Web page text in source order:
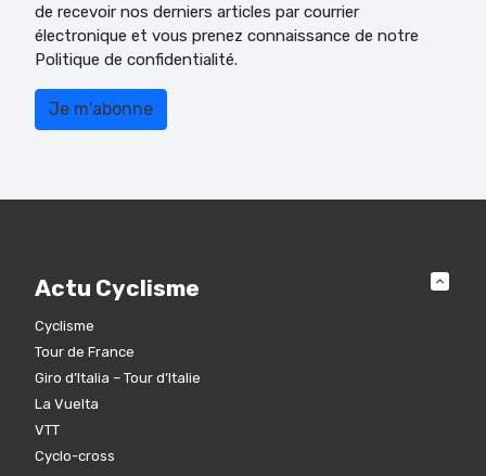
de recevoir nos derniers articles par courrier
électronique et vous prenez connaissance de notre
Politique de confidentialité.
Actu Cyclisme
Cyclisme
Tour de France
Giro d’Italia – Tour d’Italie
La Vuelta
VTT
Cyclo-cross